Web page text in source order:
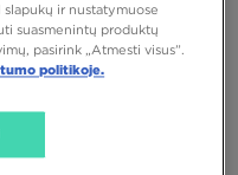
galima parodyti
ir nustatymuose
suasmenintų produktų
pasirink „Atmesti visus”.
politikoje.